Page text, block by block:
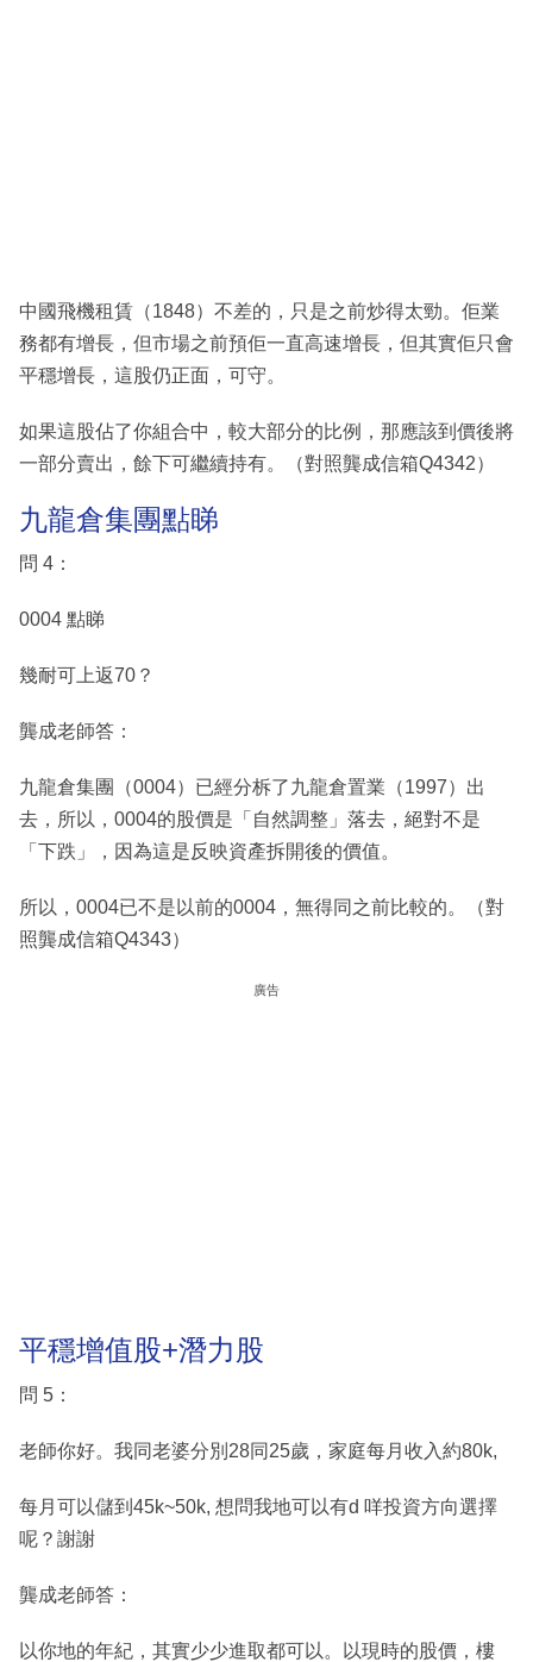
中國飛機租賃（1848）不差的，只是之前炒得太勁。佢業
務都有增長，但市場之前預佢一直高速增長，但其實佢只會
平穩增長，這股仍正面，可守。
如果這股佔了你組合中，較大部分的比例，那應該到價後將
一部分賣出，餘下可繼續持有。（對照龔成信箱Q4342）
九龍倉集團點睇
問 4：
0004 點睇
幾耐可上返70？
龔成老師答：
九龍倉集團（0004）已經分柝了九龍倉置業（1997）出
去，所以，0004的股價是「自然調整」落去，絕對不是
「下跌」，因為這是反映資產拆開後的價值。
所以，0004已不是以前的0004，無得同之前比較的。（對
照龔成信箱Q4343）
廣告
平穩增值股+潛力股
問 5：
老師你好。我同老婆分別28同25歲，家庭每月收入約80k,
每月可以儲到45k~50k, 想問我地可以有d 咩投資方向選擇
呢？謝謝
龔成老師答：
以你地的年紀，其實少少進取都可以。以現時的股價，樓